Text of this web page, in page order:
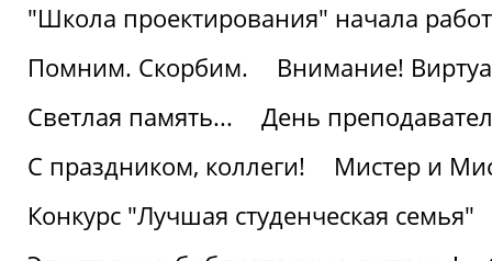
"Школа проектирования" начала
Помним. Скорбим.
Внимание!
Светлая память...
День
С праздником, коллеги!
Мистер и
Конкурс "Лучшая студенческая семья"